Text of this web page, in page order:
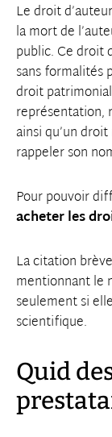
Le droit
la mort de
public. Ce droit
sans formalités
droit
représentation,
ainsi qu’un
rappeler son
Pour pouvoir
acheter les
La citation
mentionnant le
seulement si
scientifique.
Quid